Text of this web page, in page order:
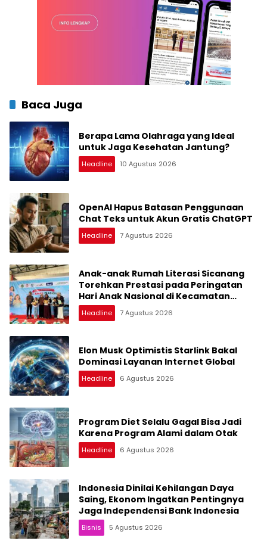
Baca Juga
Berapa Lama Olahraga yang Ideal
untuk Jaga Kesehatan Jantung?
Headline 10 Agustus 2026
OpenAI Hapus Batasan Penggunaan
Chat Teks untuk Akun Gratis ChatGPT
Headline 7 Agustus 2026
Anak-anak Rumah Literasi Sicanang
Torehkan Prestasi pada Peringatan
Hari Anak Nasional di Kecamatan
Medan Belawan
Headline 7 Agustus 2026
Elon Musk Optimistis Starlink Bakal
Dominasi Layanan Internet Global
Headline 6 Agustus 2026
Program Diet Selalu Gagal Bisa Jadi
Karena Program Alami dalam Otak
Headline 6 Agustus 2026
Indonesia Dinilai Kehilangan Daya
Saing, Ekonom Ingatkan Pentingnya
Jaga Independensi Bank Indonesia
Bisnis 5 Agustus 2026